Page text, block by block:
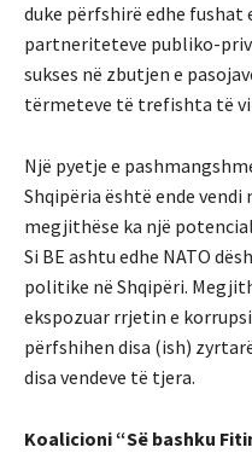
duke përfshirë edhe
partneriteteve publiko-
sukses në zbutjen e
tërmeteve të trefishta të
Një pyetje e
Shqipëria është ende vendi
megjithëse ka një
Si BE ashtu edhe NATO
politike në Shqipëri.
ekspozuar rrjetin e
përfshihen disa (ish)
disa vendeve të tjera.
Koalicioni “Së bashku